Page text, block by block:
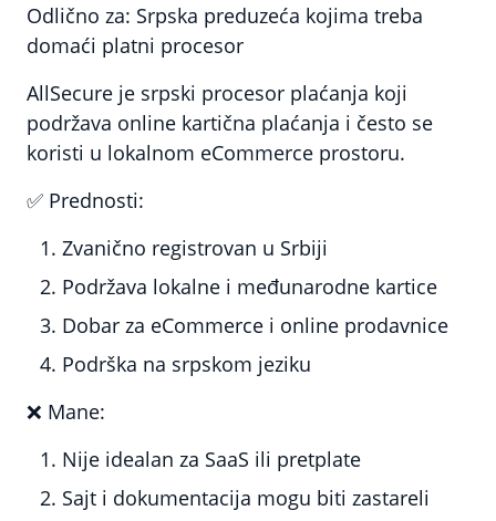
Odlično za: Srpska preduzeća kojima treba
domaći platni procesor
AllSecure je srpski procesor plaćanja koji
podržava online kartična plaćanja i često se
koristi u lokalnom eCommerce prostoru.
✅ Prednosti:
Zvanično registrovan u Srbiji
Podržava lokalne i međunarodne kartice
Dobar za eCommerce i online prodavnice
Podrška na srpskom jeziku
❌ Mane:
Nije idealan za SaaS ili pretplate
Sajt i dokumentacija mogu biti zastareli